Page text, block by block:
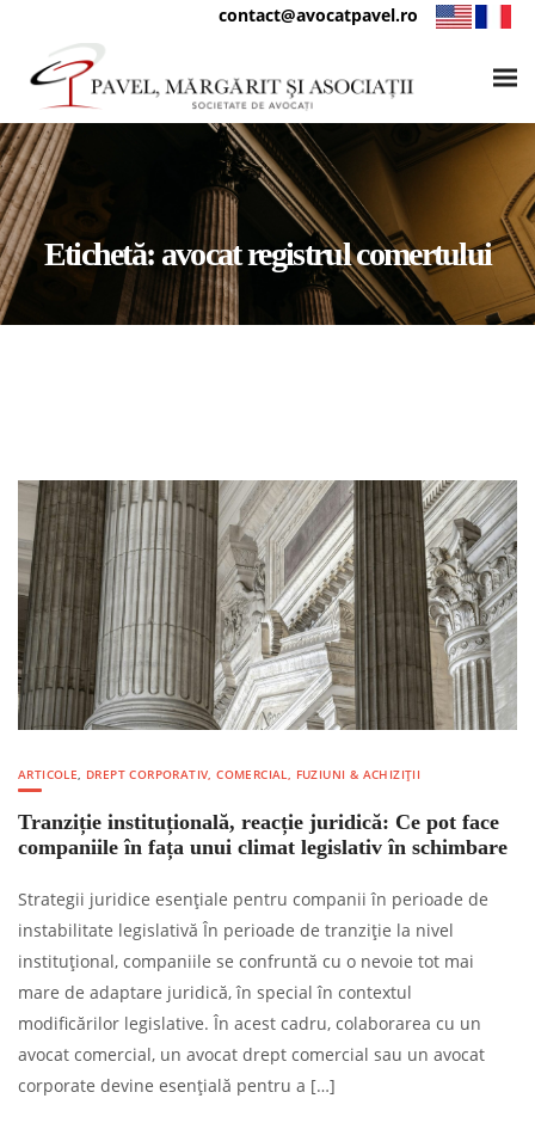
contact@avocatpavel.ro
Etichetă: avocat registrul comertului
ARTICOLE, DREPT CORPORATIV, COMERCIAL, FUZIUNI & ACHIZIȚII
Tranziție instituțională, reacție juridică: Ce pot face
companiile în fața unui climat legislativ în schimbare
Strategii juridice esențiale pentru companii în perioade de
instabilitate legislativă În perioade de tranziție la nivel
instituțional, companiile se confruntă cu o nevoie tot mai
mare de adaptare juridică, în special în contextul
modificărilor legislative. În acest cadru, colaborarea cu un
avocat comercial, un avocat drept comercial sau un avocat
corporate devine esențială pentru a […]